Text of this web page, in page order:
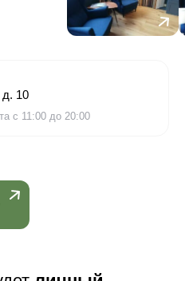
10
с 11:00 до 20:00